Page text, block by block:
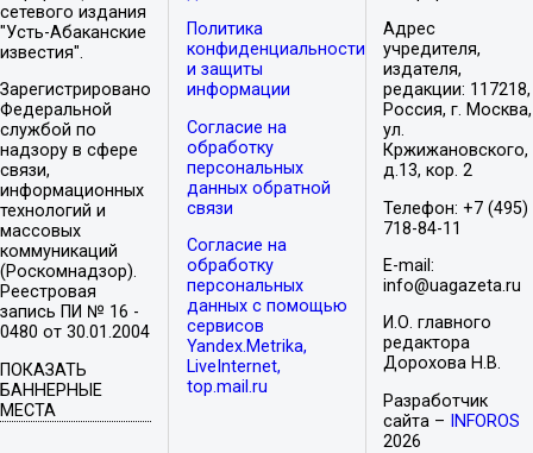
сетевого издания
"Усть-Абаканские
известия".
Зарегистрировано
Федеральной
службой по
надзору в сфере
связи,
информационных
технологий и
массовых
коммуникаций
(Роскомнадзор).
Реестровая
запись ПИ № 16 -
0480 от 30.01.2004
ПОКАЗАТЬ
БАННЕРНЫЕ
МЕСТА
Политика
конфиденциальности
и защиты
информации
Согласие на
обработку
персональных
данных обратной
связи
Согласие на
обработку
персональных
данных с помощью
сервисов
Yandex.Metrika,
LiveInternet,
top.mail.ru
Адрес
учредителя,
издателя,
редакции: 117218,
Россия, г. Москва,
ул.
Кржижановского,
д.13, кор. 2
Телефон: +7 (495)
718-84-11
E-mail:
info@uagazeta.ru
И.О. главного
редактора
Дорохова Н.В.
Разработчик
сайта –
INFOROS
2026